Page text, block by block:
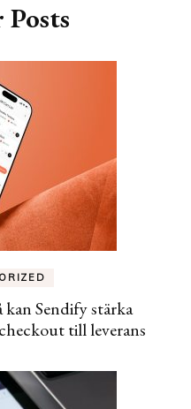
Posts
kan Sendify stärka
till leverans